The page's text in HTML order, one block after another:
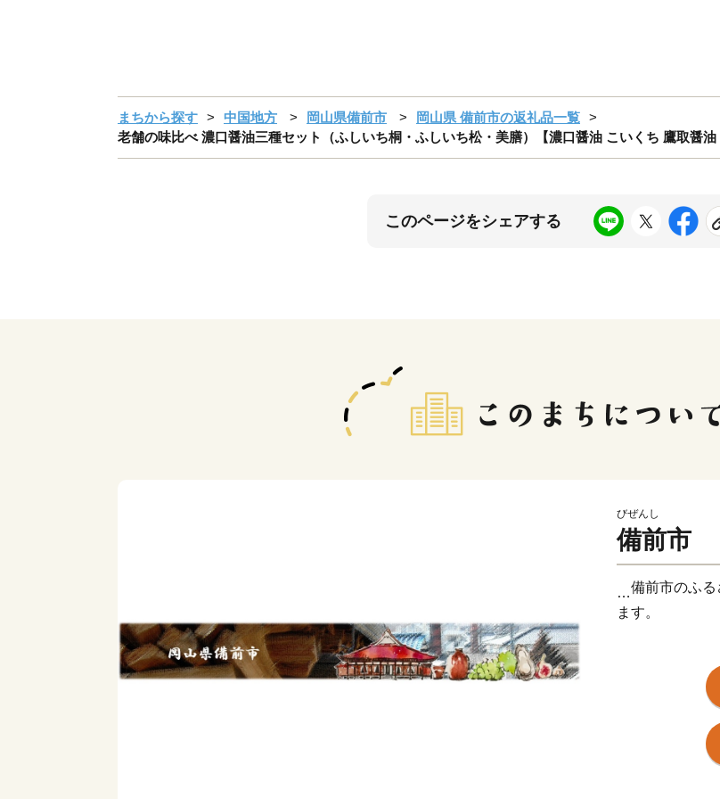
まちから探す 中国地方 岡山県備前市
岡山県 備前市の返礼品一覧
老舗の味比べ 濃口醤油三種セット（ふしいち桐・ふしいち松・美膳）【濃口醤油 こいくち 鷹取醤
このページをシェアする
びぜんし
備前市
備前市のふる
ます。
備前市は、岡
市の約80％が
が広がるなど
また、豊かな